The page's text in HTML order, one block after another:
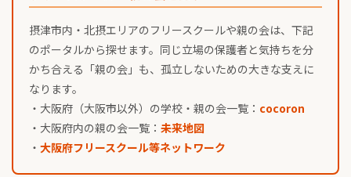
摂津市内・北摂エリアのフリースクールや親の会は、下記
のポータルから探せます。同じ立場の保護者と気持ちを分
かち合える「親の会」も、孤立しないための大きな支えに
なります。
・大阪府（大阪市以外）の学校・親の会一覧： cocoron
・大阪府内の親の会一覧： 未来地図
・ 大阪府フリースクール等ネットワーク